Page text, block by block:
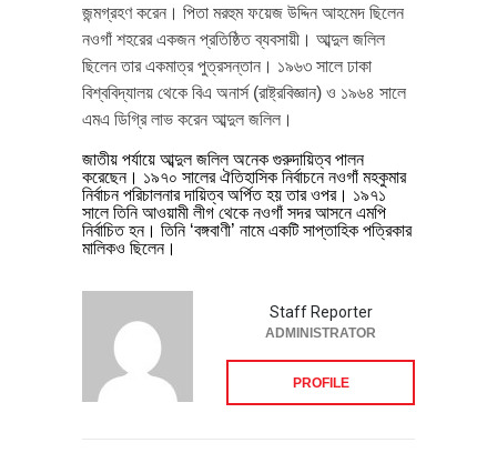
জন্মগ্রহণ করেন। পিতা মরহুম ফয়েজ উদ্দিন আহমেদ ছিলেন
নওগাঁ শহরের একজন প্রতিষ্ঠিত ব্যবসায়ী। আব্দুল জলিল
ছিলেন তার একমাত্র পুত্রসন্তান। ১৯৬৩ সালে ঢাকা
বিশ্ববিদ্যালয় থেকে বিএ অনার্স (রাষ্ট্রবিজ্ঞান) ও ১৯৬৪ সালে
এমএ ডিগ্রি লাভ করেন আব্দুল জলিল।
জাতীয় পর্যায়ে আব্দুল জলিল অনেক গুরুদায়িত্ব পালন
করেছেন। ১৯৭০ সালের ঐতিহাসিক নির্বাচনে নওগাঁ মহকুমার
নির্বাচন পরিচালনার দায়িত্ব অর্পিত হয় তার ওপর। ১৯৭১
সালে তিনি আওয়ামী লীগ থেকে নওগাঁ সদর আসনে এমপি
নির্বাচিত হন। তিনি ‘বঙ্গবাণী’ নামে একটি সাপ্তাহিক পত্রিকার
মালিকও ছিলেন।
Staff Reporter
ADMINISTRATOR
PROFILE